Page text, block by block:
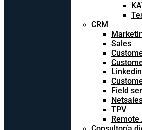
CRM
Sales
Field
Netsales
TPV